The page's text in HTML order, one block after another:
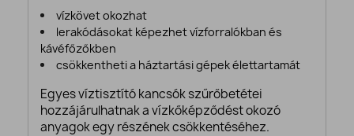
vízkövet okozhat
lerakódásokat képezhet vízforralókban és
kávéfőzőkben
csökkentheti a háztartási gépek élettartamát
Egyes víztisztító kancsók szűrőbetétei
hozzájárulhatnak a vízkőképződést okozó
anyagok egy részének csökkentéséhez.